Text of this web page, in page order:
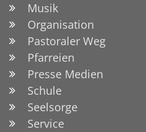
Musik
Organisation
Pastoraler Weg
Pfarreien
Presse Medien
Schule
Seelsorge
Service